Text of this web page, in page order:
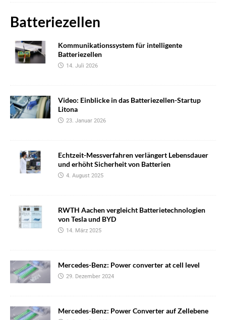
Batteriezellen
Kommunikationssystem für intelligente
Batteriezellen
14. Juli 2026
Video: Einblicke in das Batteriezellen-Startup
Litona
23. Januar 2026
Echtzeit-Messverfahren verlängert Lebensdauer
und erhöht Sicherheit von Batterien
4. August 2025
RWTH Aachen vergleicht Batterietechnologien
von Tesla und BYD
14. März 2025
Mercedes-Benz: Power converter at cell level
29. Dezember 2024
Mercedes-Benz: Power Converter auf Zellebene